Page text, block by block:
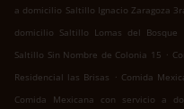
a domicilio Saltillo Ignacio Zaragoza
domicilio Saltillo Lomas del Bosque
Saltillo Sin Nombre de Colonia 15 .
Residencial las Brisas . Comida
Comida Mexicana con servicio a